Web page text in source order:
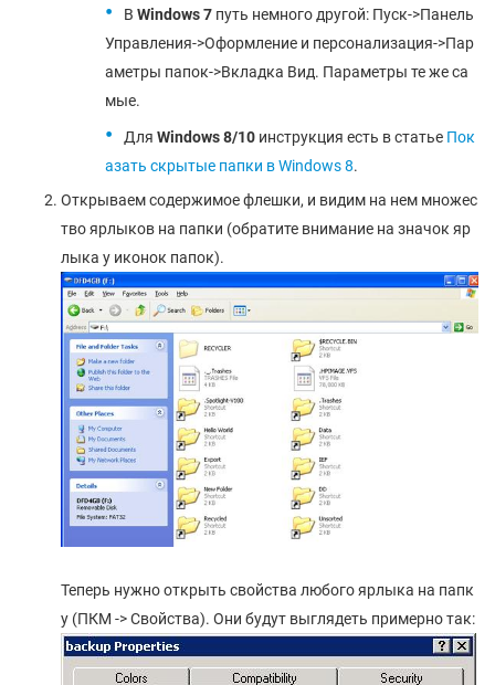
В Windows 7 путь немного другой: Пуск->Панель
Управления->Оформление и персонализация->Пар
аметры папок->Вкладка Вид. Параметры те же са
мые.
Для Windows 8/10 инструкция есть в статье Пок
азать скрытые папки в Windows 8.
Открываем содержимое флешки, и видим на нем множес
тво ярлыков на папки (обратите внимание на значок яр
лыка у иконок папок).
Теперь нужно открыть свойства любого ярлыка на папк
у (ПКМ -> Свойства). Они будут выглядеть примерно так: